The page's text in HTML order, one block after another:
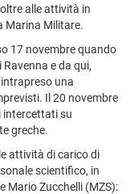
alle attività in
Marina Militare.
17 novembre quando
e da qui,
una
Il 20 novembre
intercettati su
greche.
attività di carico di
scientifico, in
Mario Zucchelli (MZS):